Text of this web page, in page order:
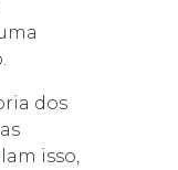
dos
isso,